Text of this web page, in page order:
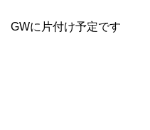
GWに片付け予定です